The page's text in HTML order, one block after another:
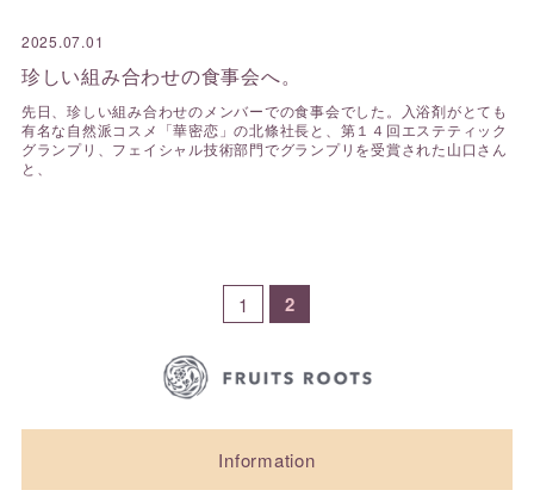
2025.07.01
珍しい組み合わせの食事会へ。
先日、珍しい組み合わせのメンバーでの食事会でした。入浴剤がとても
有名な自然派コスメ「華密恋」の北條社長と、第１４回エステティック
グランプリ、フェイシャル技術部門でグランプリを受賞された山口さん
と、
1 2
Information